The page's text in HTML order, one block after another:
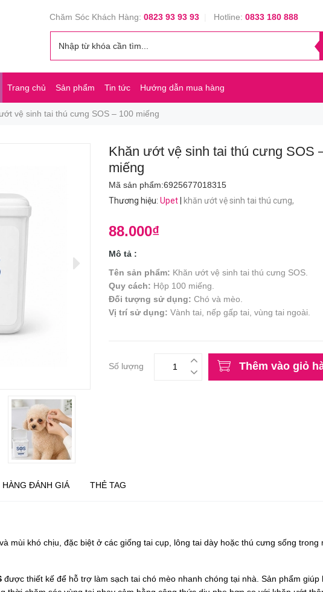
Chăm Sóc Khách Hàng: 0823 93 93 93| Hotline: 0833 180 888
Trang chủ Sản phẩm Tin tức Hướng dẫn mua hàng
vệ sinh tai thú cưng SOS – 100 miếng
Khăn ướt vệ sinh tai thú cưng SOS
miếng
Mã sản phẩm:6925677018315
Thương hiệu: Upet khăn ướt vệ sinh tai thú cưng,
88.000₫
Mô tả :
Tên sản phẩm: Khăn ướt vệ sinh tai thú cưng SOS.
Quy cách: Hộp 100 miếng.
Đối tượng sử dụng: Chó và mèo.
Vị trí sử dụng: Vành tai, nếp gấp tai, vùng tai ngoài.
Số lượng Thêm vào giỏ
HÀNG ĐÁNH GIÁ THẺ TAG
mùi khó chịu, đặc biệt ở các giống tai cụp, lông tai dày hoặc thú cưng sống trong
được thiết kế để hỗ trợ làm sạch tai chó mèo nhanh chóng tại nhà. Sản phẩm giúp